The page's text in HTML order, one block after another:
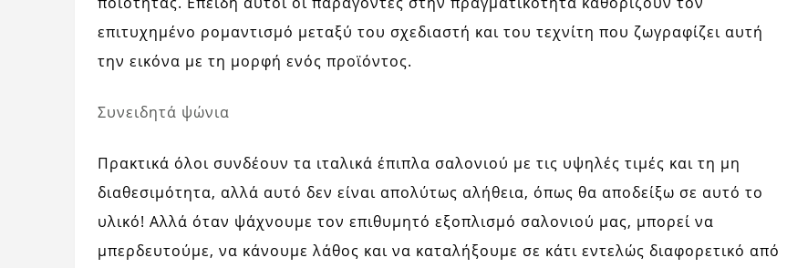
επιτυχημένο ρομαντισμό μεταξύ του σχεδιαστή και του τεχνίτη που ζωγραφίζει αυτή
την εικόνα με τη μορφή ενός προϊόντος.
Συνειδητά ψώνια
Πρακτικά όλοι συνδέουν τα ιταλικά έπιπλα σαλονιού με τις υψηλές τιμές και τη μη
διαθεσιμότητα, αλλά αυτό δεν είναι απολύτως αλήθεια, όπως θα αποδείξω σε αυτό το
υλικό! Αλλά όταν ψάχνουμε τον επιθυμητό εξοπλισμό σαλονιού μας, μπορεί να
μπερδευτούμε, να κάνουμε λάθος και να καταλήξουμε σε κάτι εντελώς διαφορετικό από